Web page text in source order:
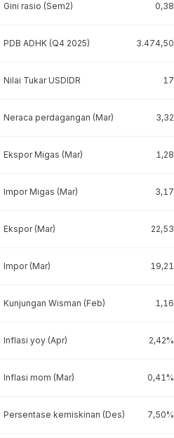
Gini rasio (Sem2) 0,38
PDB ADHK (Q4 2025) 3.474,50
Nilai Tukar USDIDR 17
Neraca perdagangan (Mar) 3,32
Ekspor Migas (Mar) 1,28
Impor Migas (Mar) 3,17
Ekspor (Mar) 22,53
Impor (Mar) 19,21
Kunjungan Wisman (Feb) 1,16
Inflasi yoy (Apr) 2,42%
Inflasi mom (Mar) 0,41%
Persentase kemiskinan (Des) 7,50%